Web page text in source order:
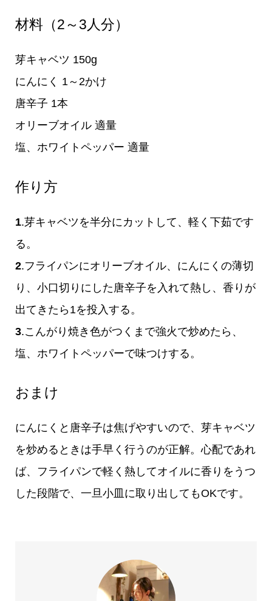
材料（2～3人分）
芽キャベツ 150g
にんにく 1～2かけ
唐辛子 1本
オリーブオイル 適量
塩、ホワイトペッパー 適量
作り方
1.芽キャベツを半分にカットして、軽く下茹です
る。
2.フライパンにオリーブオイル、にんにくの薄切
り、小口切りにした唐辛子を入れて熱し、香りが
出てきたら1を投入する。
3.こんがり焼き色がつくまで強火で炒めたら、
塩、ホワイトペッパーで味つけする。
おまけ
にんにくと唐辛子は焦げやすいので、芽キャベツ
を炒めるときは手早く行うのが正解。心配であれ
ば、フライパンで軽く熱してオイルに香りをうつ
した段階で、一旦小皿に取り出してもOKです。